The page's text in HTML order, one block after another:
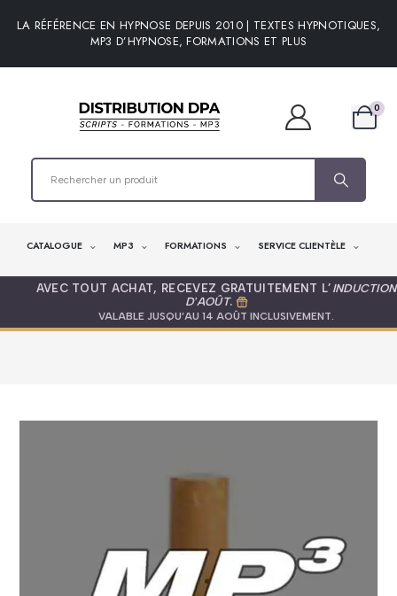
LA RÉFÉRENCE EN HYPNOSE DEPUIS 2010 | TEXTES HYPNOTIQUES,
MP3 D’HYPNOSE, FORMATIONS ET PLUS
0
CATALOGUE MP3 FORMATIONS SERVICE CLIENTÈLE
AVEC TOUT ACHAT, RECEVEZ GRATUITEMENT L’ INDUCTION
D'AOÛT.
VALABLE JUSQU’AU 14 AOÛT INCLUSIVEMENT.